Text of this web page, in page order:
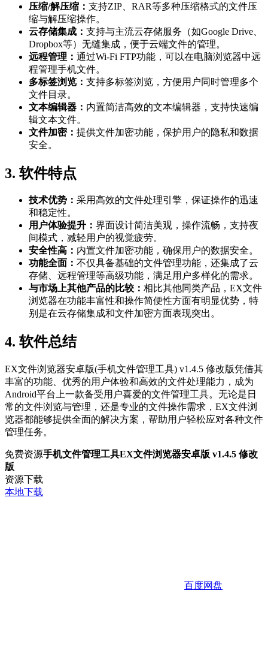
压缩/解压缩： 支持ZIP、RAR等多种压缩格式的文件压
缩与解压缩操作。
云存储集成： 支持与主流云存储服务（如Google Drive、
Dropbox等）无缝集成，便于云端文件的管理。
远程管理： 通过Wi-Fi FTP功能，可以在电脑浏览器中远
程管理手机文件。
多标签浏览： 支持多标签浏览，方便用户同时管理多个
文件目录。
文本编辑器： 内置简洁高效的文本编辑器，支持快速编
辑文本文件。
文件加密： 提供文件加密功能，保护用户的隐私和数据
安全。
3. 软件特点
技术优势： 采用高效的文件处理引擎，保证操作的迅速
和稳定性。
用户体验提升： 界面设计简洁美观，操作流畅，支持夜
间模式，减轻用户的视觉疲劳。
安全性高： 内置文件加密功能，确保用户的数据安全。
功能全面： 不仅具备基础的文件管理功能，还集成了云
存储、远程管理等高级功能，满足用户多样化的需求。
与市场上其他产品的比较： 相比其他同类产品，EX文件
浏览器在功能丰富性和操作简便性方面有明显优势，特
别是在云存储集成和文件加密方面表现突出。
4. 软件总结
EX文件浏览器安卓版(手机文件管理工具) v1.4.5 修改版凭借其
丰富的功能、优秀的用户体验和高效的文件处理能力，成为
Android平台上一款备受用户喜爱的文件管理工具。无论是日
常的文件浏览与管理，还是专业的文件操作需求，EX文件浏
览器都能够提供全面的解决方案，帮助用户轻松应对各种文件
管理任务。
免费资源手机文件管理工具EX文件浏览器安卓版 v1.4.5 修改
版
资源下载
本地下载
百度网盘